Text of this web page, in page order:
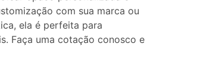
com sua marca ou
ela é perfeita para
Faça uma cotação conosco e